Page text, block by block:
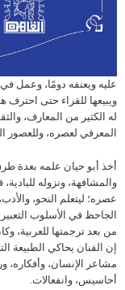
عليه ويعنفه دومًا، وعمل
ويبيعها للقراء حتى احترف
له الكثير من المعارف،
المعرفي لعصره، وللعصور
أخذ أبو حيان علمه بعدة
والمشافهة، ونزوله
عصره؛ ليتعلم النحو،
الجاحظ في الأسلوب
من بعد ترجمتها للعربية،
إن الفنان يحاكي الطبيعة
مشاعر الإنسان، وأفكاره،
أحاسيس، وانفعالات.